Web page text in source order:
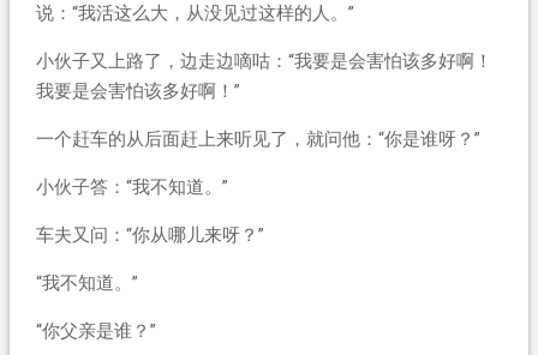
说：“我活这么大，从没见过这样的人。”
小伙子又上路了，边走边嘀咕：“我要是会害怕该多好啊！
我要是会害怕该多好啊！”
一个赶车的从后面赶上来听见了，就问他：“你是谁呀？”
小伙子答：“我不知道。”
车夫又问：“你从哪儿来呀？”
“我不知道。”
“你父亲是谁？”